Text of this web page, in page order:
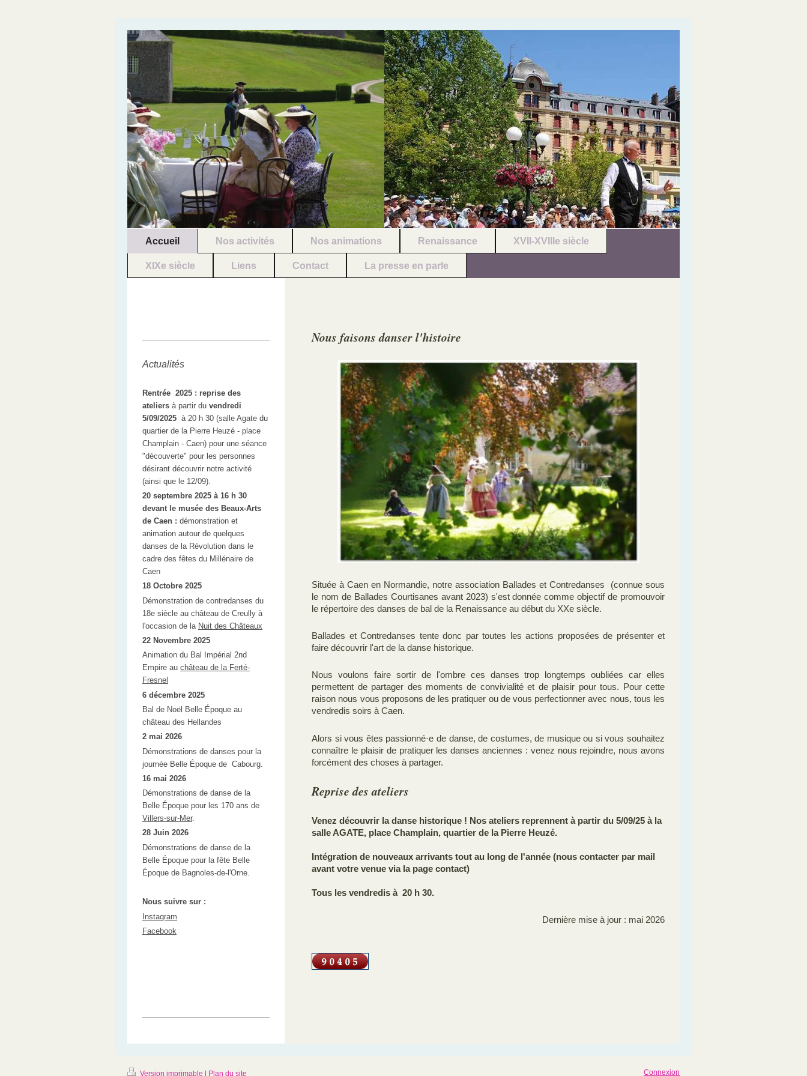
Accueil Nos activités Nos animations Renaissance XVII-XVIIIe siècle
XIXe siècle Liens Contact La presse en parle
Nous faisons danser l'histoire
Située à Caen en Normandie, notre association Ballades et Contredanses (connue sous
le nom de Ballades Courtisanes avant 2023) s'est donnée comme objectif de promouvoir
le répertoire des danses de bal de la Renaissance au début du XXe siècle.
Ballades et Contredanses tente donc par toutes les actions proposées de présenter et
faire découvrir l'art de la danse historique.
Nous voulons faire sortir de l'ombre ces danses trop longtemps oubliées car elles
permettent de partager des moments de convivialité et de plaisir pour tous. Pour cette
raison nous vous proposons de les pratiquer ou de vous perfectionner avec nous, tous les
vendredis soirs à Caen.
Alors si vous êtes passionné·e de danse, de costumes, de musique ou si vous souhaitez
connaître le plaisir de pratiquer les danses anciennes : venez nous rejoindre, nous avons
forcément des choses à partager.
Reprise des ateliers
Venez découvrir la danse historique ! Nos ateliers reprennent à partir du 5/09/25 à la
salle AGATE, place Champlain, quartier de la Pierre Heuzé.
Intégration de nouveaux arrivants tout au long de l'année (nous contacter par mail
avant votre venue via la page contact)
Tous les vendredis à 20 h 30.
Dernière mise à jour : mai 2026
Actualités
Rentrée 2025 : reprise des
ateliers à partir du vendredi
5/09/2025 à 20 h 30 (salle Agate du
quartier de la Pierre Heuzé - place
Champlain - Caen) pour une séance
"découverte" pour les personnes
désirant découvrir notre activité
(ainsi que le 12/09).
20 septembre 2025 à 16 h 30
devant le musée des Beaux-Arts
de Caen : démonstration et
animation autour de quelques
danses de la Révolution dans le
cadre des fêtes du Millénaire de
Caen
18 Octobre 2025
Démonstration de contredanses du
18e siècle au château de Creully à
l'occasion de la Nuit des Châteaux
22 Novembre 2025
Animation du Bal Impérial 2nd
Empire au château de la Ferté-
Fresnel
6 décembre 2025
Bal de Noël Belle Époque au
château des Hellandes
2 mai 2026
Démonstrations de danses pour la
journée Belle Époque de Cabourg.
16 mai 2026
Démonstrations de danse de la
Belle Époque pour les 170 ans de
Villers-sur-Mer.
28 Juin 2026
Démonstrations de danse de la
Belle Époque pour la fête Belle
Époque de Bagnoles-de-l'Orne.
Nous suivre sur :
Instagram
Facebook
Version imprimable | Plan du site Connexion